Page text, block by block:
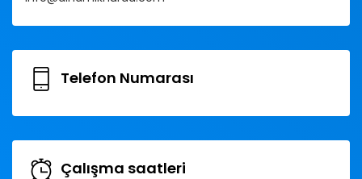
Telefon Numarası
Çalışma saatleri